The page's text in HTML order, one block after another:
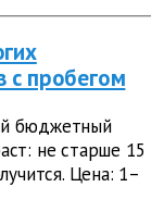
с пробегом
бюджетный
не старше 15
Цена: 1–